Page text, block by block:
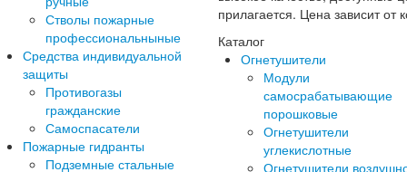
Стволы пожарные
профессиональныные
Средства индивидуальной
защиты
Противогазы
гражданские
Самоспасатели
Пожарные гидранты
Подземные стальные
прилагается. Цена зависит
Каталог
Огнетушители
Модули
самосрабатывающие
порошковые
Огнетушители
углекислотные
Огнетушители